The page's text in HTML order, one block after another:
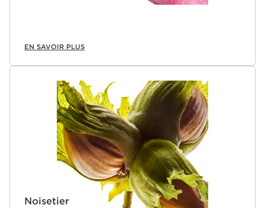
EN SAVOIR PLUS
Noisetier